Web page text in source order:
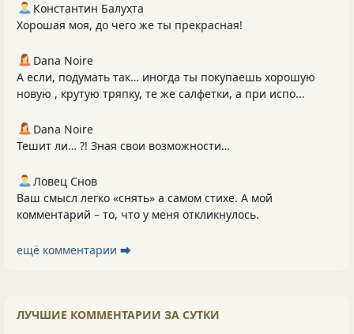
Константин Балухта
Хорошая моя, до чего же ты прекрасная!
Dana Noire
А если, подумать так… иногда ты покупаешь хорошую
новую , крутую тряпку, те же салфетки, а при испо...
Dana Noire
Тешит ли… ?! Зная свои возможности…
Ловец Снов
Ваш смысл легко «снять» а самом стихе. А мой
комментарий – то, что у меня откликнулось.
ещё комментарии ⮕
ЛУЧШИЕ КОММЕНТАРИИ ЗА СУТКИ